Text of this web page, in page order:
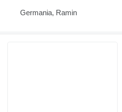
Germania, Ramin